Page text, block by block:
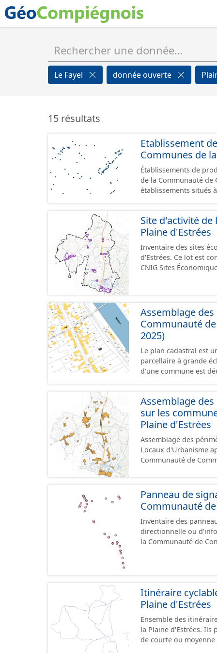
Le Fayel donnée ouverte
15 résultats
Etablissement
Communes de
Établissements de
de la Communauté de
établissements situés
terrains à vocation
du CNIG se limitant aux
Site d'activité
Plaine d'Estrées
Inventaire des sites
d'Estrées. Ce lot est
CNIG Sites
Assemblage
Communauté
2025)
Le plan cadastral est
parcellaire à grande
d’une commune est
dans un même lieudit
au format vecteur est
papier ou raster
sont actuellement
propose l'assemblage
même regroupées à
Assemblage
sur les
Plaine d'Estrées
Assemblage des
Locaux d'Urbanisme
Communauté de Communes
documents papiers
Panneau de
Communauté
Inventaire des
directionnelle ou
la Communauté de
Itinéraire
Plaine d'Estrées
Ensemble des
la Plaine d'Estrées. Ils permettent de desservir les lieux d'intérêts du territoire
de courte ou